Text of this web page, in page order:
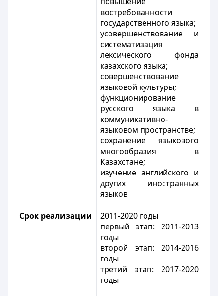
востребованности
государственного языка;
усовершенствование и
систематизация
лексического фонда
казахского языка;
совершенствование
языковой культуры;
функционирование
русского языка в
коммуникативно-
языковом пространстве;
сохранение языкового
многообразия в
Казахстане;
изучение английского и
других иностранных
языков
Срок реализации
2011-2020 годы
первый этап: 2011-2013
годы
второй этап: 2014-2016
годы
третий этап: 2017-2020
годы